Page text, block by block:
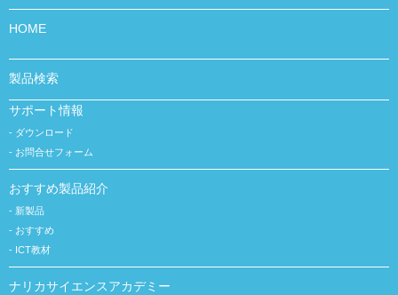
HOME
製品検索
サポート情報
ダウンロード
お問合せフォーム
おすすめ製品紹介
新製品
おすすめ
ICT教材
ナリカサイエンスアカデミー